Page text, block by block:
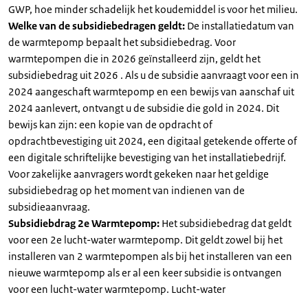
GWP, hoe minder schadelijk het koudemiddel is voor het milieu.
Welke van de subsidiebedragen geldt: De installatiedatum van
de warmtepomp bepaalt het subsidiebedrag. Voor
warmtepompen die in 2026 geïnstalleerd zijn, geldt het
subsidiebedrag uit 2026 . Als u de subsidie aanvraagt voor een in
2024 aangeschaft warmtepomp en een bewijs van aanschaf uit
2024 aanlevert, ontvangt u de subsidie die gold in 2024. Dit
bewijs kan zijn: een kopie van de opdracht of
opdrachtbevestiging uit 2024, een digitaal getekende offerte of
een digitale schriftelijke bevestiging van het installatiebedrijf.
Voor zakelijke aanvragers wordt gekeken naar het geldige
subsidiebedrag op het moment van indienen van de
subsidieaanvraag.
Subsidiebdrag 2e Warmtepomp: Het subsidiebedrag dat geldt
voor een 2e lucht-water warmtepomp. Dit geldt zowel bij het
installeren van 2 warmtepompen als bij het installeren van een
nieuwe warmtepomp als er al een keer subsidie is ontvangen
voor een lucht-water warmtepomp. Lucht-water